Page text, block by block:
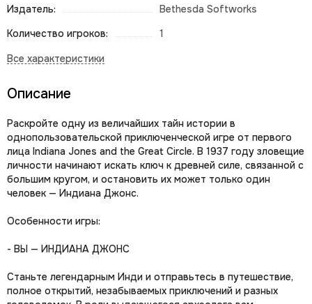
Издатель:
Bethesda Softworks
Количество игроков:
1
Описание
Раскройте одну из величайших тайн истории в
однопользовательской приключенческой игре от первого
лица Indiana Jones and the Great Circle. В 1937 году зловещие
личности начинают искать ключ к древней силе, связанной с
большим кругом, и остановить их может только один
человек — Индиана Джонс.
Особенности игры:
- ВЫ — ИНДИАНА ДЖОНС
Станьте легендарным Инди и отправьтесь в путешествие,
полное открытий, незабываемых приключений и разных